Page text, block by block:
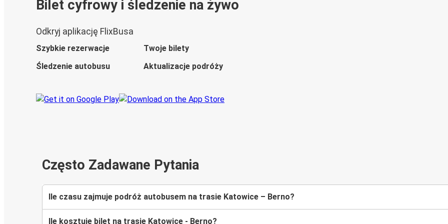
Bilet cyfrowy i śledzenie na żywo
Odkryj aplikację FlixBusa
Szybkie rezerwacje
Twoje bilety
Śledzenie autobusu
Aktualizacje podróży
Często Zadawane Pytania
Ile czasu zajmuje podróż autobusem na trasie Katowice – Berno?
Ile kosztuje bilet na trasie Katowice - Berno?